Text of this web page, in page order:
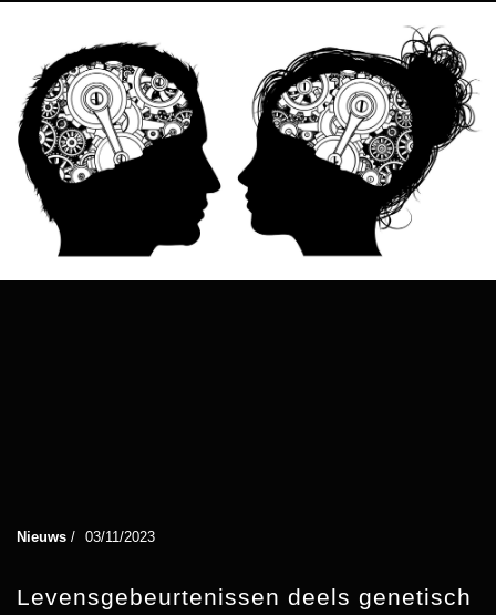
Nieuws / 03/11/2023
Levensgebeurtenissen deels genetisch